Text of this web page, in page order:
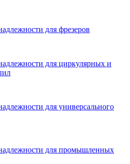
для фрезеров
для циркулярных и
для универсального
для промышленных